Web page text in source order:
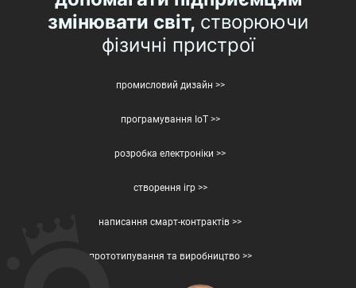
змінювати світ, створюючи
фізичні пристрої
промисловий дизайн >>
програмування IoT >>
розробка електроніки >>
створення ігр >>
написання смарт-контрактів >>
прототипування та виробництво >>